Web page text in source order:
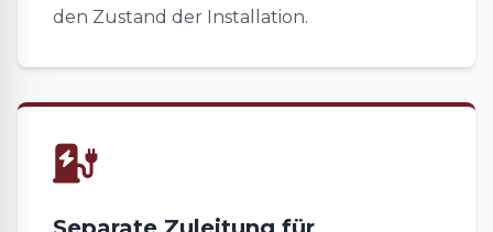
den Zustand der Installation.